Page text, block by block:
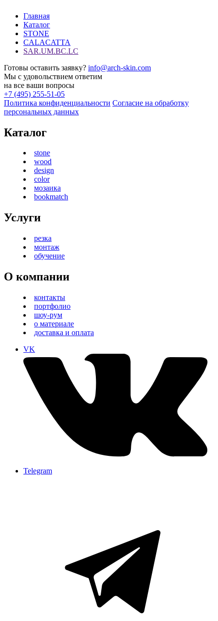
Главная
Каталог
STONE
CALACATTA
SAR.UM.BC.LC
Готовы оставить заявку? info@arch-skin.com
Мы с удовольствием ответим
на все ваши вопросы
+7 (495) 255-51-05
Политика конфиденциальности Согласие на обработку
персональных данных
Каталог
stone
wood
design
color
мозаика
bookmatch
Услуги
резка
монтаж
обучение
О компании
контакты
портфолио
шоу-рум
о материале
доставка и оплата
VK
Telegram